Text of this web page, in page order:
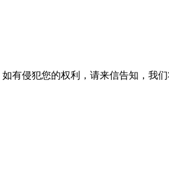
有侵犯您的权利，请来信告知，我们